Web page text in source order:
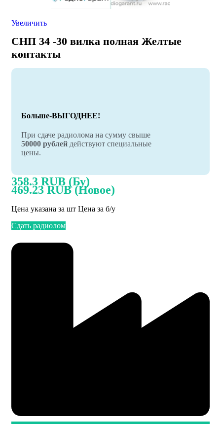
Увеличить
СНП 34 -30 вилка полная Желтые
контакты
Больше-ВЫГОДНЕЕ!
При сдаче радиолома на сумму свыше
50000 рублей действуют специальные
цены.
358.3 RUB (Бу)
469.23 RUB (Новое)
Цена указана за шт Цена за б/у
Сдать радиолом